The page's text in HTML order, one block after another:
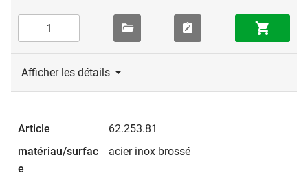
Afficher les détails
62.253.81
acier inox brossé